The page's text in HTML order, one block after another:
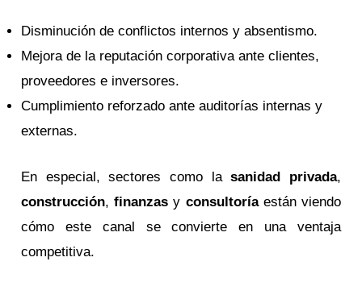
Disminución de conflictos internos y absentismo.
Mejora de la reputación corporativa ante clientes,
proveedores e inversores.
Cumplimiento reforzado ante auditorías internas y
externas.
En especial, sectores como lasanidad privada,
construcción,finanzas y consultoríaestán viendo
cómo este canal se convierte en una ventaja
competitiva.